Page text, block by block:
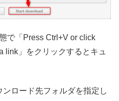
で「Press Ctrl+V or click
link」をクリックするとキュ
ンロード先フォルダを指定し